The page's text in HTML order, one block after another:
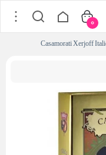
0